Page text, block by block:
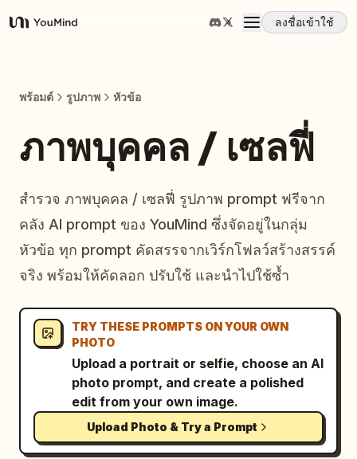
YouMind
ลงชื่อเข้าใช้
พรอมต์
ราคา
ดาวน์โหลด
พร้อมต์ รูปภาพ หัวข้อ
ภาพบุคคล / เซลฟี่
สำรวจ ภาพบุคคล / เซลฟี่ รูปภาพ prompt ฟรีจาก
คลัง AI prompt ของ YouMind ซึ่งจัดอยู่ในกลุ่ม
หัวข้อ ทุก prompt คัดสรรจากเวิร์กโฟลว์สร้างสรรค์
จริง พร้อมให้คัดลอก ปรับใช้ และนำไปใช้ซ้ำ
TRY THESE PROMPTS ON YOUR OWN
PHOTO
Upload a portrait or selfie, choose an AI
photo prompt, and create a polished
edit from your own image.
Upload Photo & Try a Prompt